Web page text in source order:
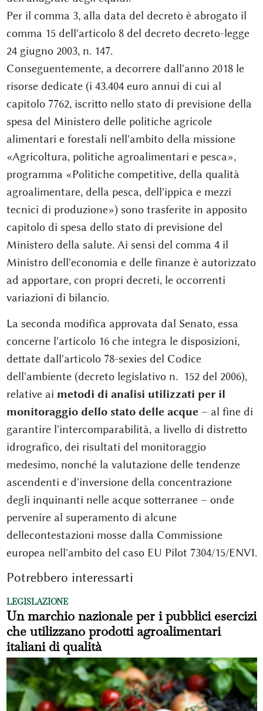
Per il comma 3, alla data del decreto è abrogato il
comma 15 dell'articolo 8 del decreto decreto-legge
24 giugno 2003, n. 147.
Conseguentemente, a decorrere dall'anno 2018 le
risorse dedicate (i 43.404 euro annui di cui al
capitolo 7762, iscritto nello stato di previsione della
spesa del Ministero delle politiche agricole
alimentari e forestali nell'ambito della missione
«Agricoltura, politiche agroalimentari e pesca»,
programma «Politiche competitive, della qualità
agroalimentare, della pesca, dell'ippica e mezzi
tecnici di produzione») sono trasferite in apposito
capitolo di spesa dello stato di previsione del
Ministero della salute. Ai sensi del comma 4 il
Ministro dell'economia e delle finanze è autorizzato
ad apportare, con propri decreti, le occorrenti
variazioni di bilancio.
La seconda modifica approvata dal Senato, essa
concerne l'articolo 16 che integra le disposizioni,
dettate dall'articolo 78-sexies del Codice
dell'ambiente (decreto legislativo n. 152 del 2006),
relative ai metodi di analisi utilizzati per il
monitoraggio dello stato delle acque– al fine di
garantire l'intercomparabilità, a livello di distretto
idrografico, dei risultati del monitoraggio
medesimo, nonché la valutazione delle tendenze
ascendenti e d'inversione della concentrazione
degli inquinanti nelle acque sotterranee – onde
pervenire al superamento di alcune
dellecontestazioni mosse dalla Commissione
europea nell'ambito del caso EU Pilot 7304/15/ENVI.
Potrebbero interessarti
LEGISLAZIONE
Un marchio nazionale per i pubblici esercizi
che utilizzano prodotti agroalimentari
italiani di qualità